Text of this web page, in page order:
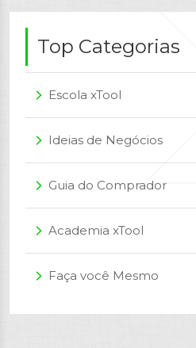
Top Categorias
arrow_forward_ios Escola xTool
arrow_forward_ios Ideias de Negócios
arrow_forward_ios Guia do Comprador
arrow_forward_ios Academia xTool
arrow_forward_ios Faça você Mesmo